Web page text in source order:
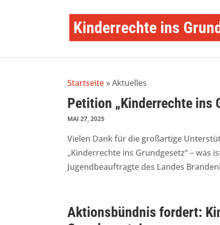
Kinderrechte ins
Startseite »Aktuelles
Petition „Kinderrechte ins
MAI 27, 2025
Vielen Dank für die großartige
„Kinderrechte ins Grundgesetz“ – was
Jugendbeauftragte des Landes
Aktionsbündnis fordert: